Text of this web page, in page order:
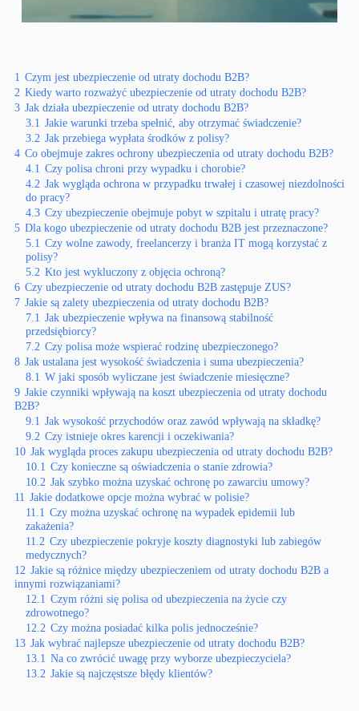
1 Czym jest ubezpieczenie od utraty dochodu B2B?
2 Kiedy warto rozważyć ubezpieczenie od utraty dochodu B2B?
3 Jak działa ubezpieczenie od utraty dochodu B2B?
3.1 Jakie warunki trzeba spełnić, aby otrzymać świadczenie?
3.2 Jak przebiega wypłata środków z polisy?
4 Co obejmuje zakres ochrony ubezpieczenia od utraty dochodu B2B?
4.1 Czy polisa chroni przy wypadku i chorobie?
4.2 Jak wygląda ochrona w przypadku trwałej i czasowej niezdolności
do pracy?
4.3 Czy ubezpieczenie obejmuje pobyt w szpitalu i utratę pracy?
5 Dla kogo ubezpieczenie od utraty dochodu B2B jest przeznaczone?
5.1 Czy wolne zawody, freelancerzy i branża IT mogą korzystać z
polisy?
5.2 Kto jest wykluczony z objęcia ochroną?
6 Czy ubezpieczenie od utraty dochodu B2B zastępuje ZUS?
7 Jakie są zalety ubezpieczenia od utraty dochodu B2B?
7.1 Jak ubezpieczenie wpływa na finansową stabilność
przedsiębiorcy?
7.2 Czy polisa może wspierać rodzinę ubezpieczonego?
8 Jak ustalana jest wysokość świadczenia i suma ubezpieczenia?
8.1 W jaki sposób wyliczane jest świadczenie miesięczne?
9 Jakie czynniki wpływają na koszt ubezpieczenia od utraty dochodu
B2B?
9.1 Jak wysokość przychodów oraz zawód wpływają na składkę?
9.2 Czy istnieje okres karencji i oczekiwania?
10 Jak wygląda proces zakupu ubezpieczenia od utraty dochodu B2B?
10.1 Czy konieczne są oświadczenia o stanie zdrowia?
10.2 Jak szybko można uzyskać ochronę po zawarciu umowy?
11 Jakie dodatkowe opcje można wybrać w polisie?
11.1 Czy można uzyskać ochronę na wypadek epidemii lub
zakażenia?
11.2 Czy ubezpieczenie pokryje koszty diagnostyki lub zabiegów
medycznych?
12 Jakie są różnice między ubezpieczeniem od utraty dochodu B2B a
innymi rozwiązaniami?
12.1 Czym różni się polisa od ubezpieczenia na życie czy
zdrowotnego?
12.2 Czy można posiadać kilka polis jednocześnie?
13 Jak wybrać najlepsze ubezpieczenie od utraty dochodu B2B?
13.1 Na co zwrócić uwagę przy wyborze ubezpieczyciela?
13.2 Jakie są najczęstsze błędy klientów?